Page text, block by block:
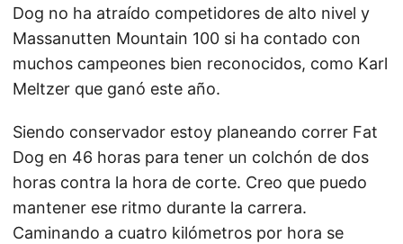
Dog no ha atraído competidores de alto nivel y
Massanutten Mountain 100 si ha contado con
muchos campeones bien reconocidos, como Karl
Meltzer que ganó este año.
Siendo conservador estoy planeando correr Fat
Dog en 46 horas para tener un colchón de dos
horas contra la hora de corte. Creo que puedo
mantener ese ritmo durante la carrera.
Caminando a cuatro kilómetros por hora se